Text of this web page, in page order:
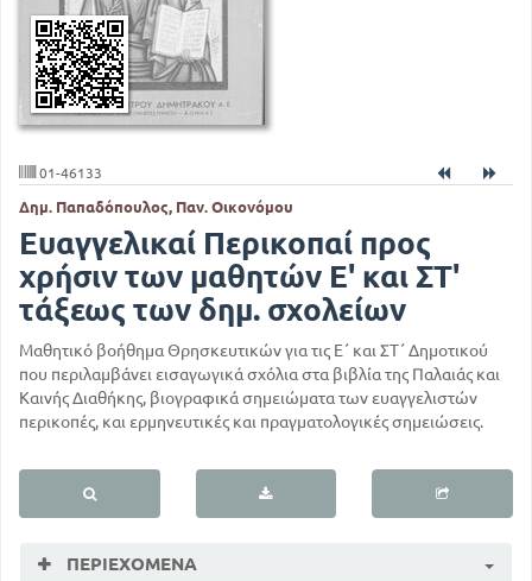
01-46133
Δημ. Παπαδόπουλος, Παν. Οικονόμου
Ευαγγελικαί Περικοπαί προς
χρήσιν των μαθητών Ε' και ΣΤ'
τάξεως των δημ. σχολείων
Μαθητικό βοήθημα Θρησκευτικών για τις Ε΄ και ΣΤ΄ Δημοτικού
που περιλαμβάνει εισαγωγικά σχόλια στα βιβλία της Παλαιάς και
Καινής Διαθήκης, βιογραφικά σημειώματα των ευαγγελιστών
περικοπές, και ερμηνευτικές και πραγματολογικές σημειώσεις.
ΠΕΡΙΕΧΌΜΕΝΑ